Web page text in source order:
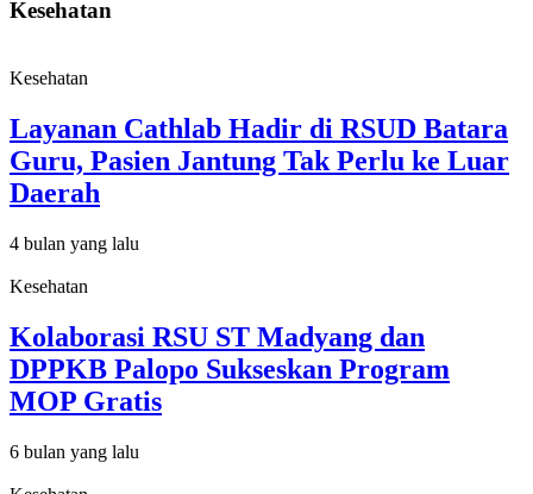
Kesehatan
Kesehatan
Layanan Cathlab Hadir di RSUD Batara
Guru, Pasien Jantung Tak Perlu ke Luar
Daerah
4 bulan yang lalu
Kesehatan
Kolaborasi RSU ST Madyang dan
DPPKB Palopo Sukseskan Program
MOP Gratis
6 bulan yang lalu